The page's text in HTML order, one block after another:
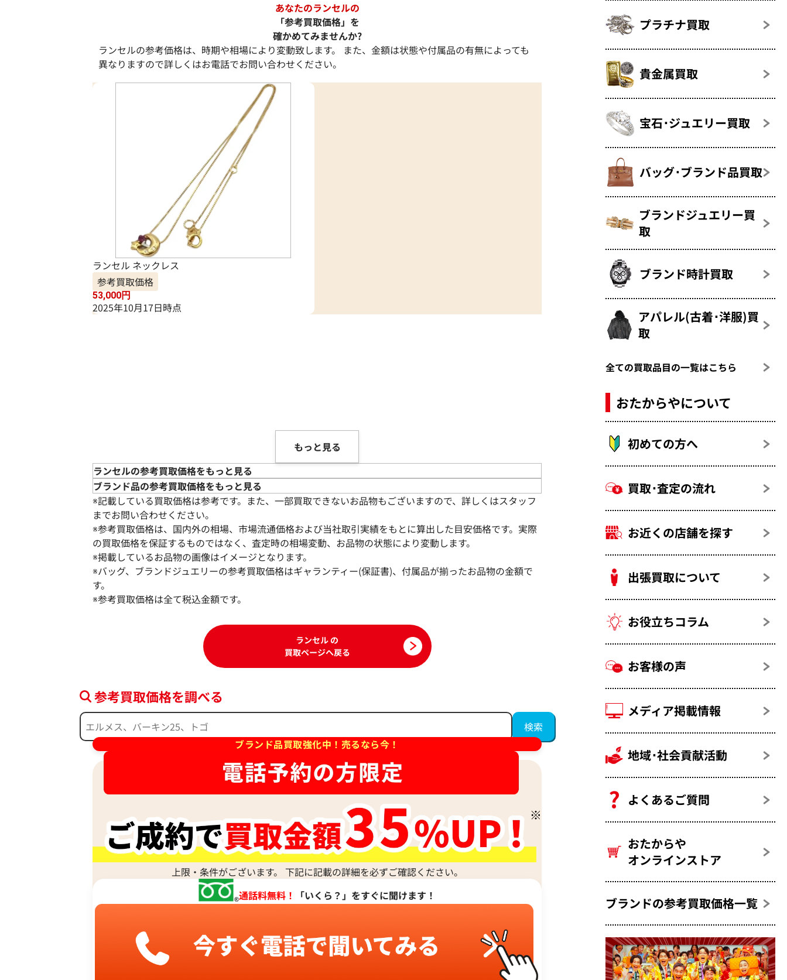
あなたのランセルの
「参考買取価格」を
確かめてみませんか?
ランセルの参考価格は、時期や相場により変動致します。 また、金額は状態や付属品の有無によっても
異なりますので詳しくはお電話でお問い合わせください。
ランセル ネックレス
参考買取価格
53,000円
2025年10月17日時点
もっと見る
ランセルの参考買取価格をもっと見る
ブランド品の参考買取価格をもっと見る
※記載している買取価格は参考です。また、一部買取できないお品物もございますので、詳しくはスタッフ
までお問い合わせください。
※参考買取価格は、国内外の相場、市場流通価格および当社取引実績をもとに算出した目安価格です。実際
の買取価格を保証するものではなく、査定時の相場変動、お品物の状態により変動します。
※掲載しているお品物の画像はイメージとなります。
※バッグ、ブランドジュエリーの参考買取価格はギャランティー(保証書)、付属品が揃ったお品物の金額で
す。
※参考買取価格は全て税込金額です。
ランセル の
買取ページへ戻る
参考買取価格を調べる
ブランド品買取強化中！売るなら今！
上限・条件がございます。 下記に記載の詳細を必ずご確認ください。
通話料無料！
「いくら？」をすぐに聞けます！
プラチナ買取
貴金属買取
宝石･ジュエリー買取
バッグ･ブランド品買取
ブランドジュエリー買
取
ブランド時計買取
アパレル(古着･洋服)買
取
全ての買取品目の一覧はこちら
おたからやについて
初めての方へ
買取･査定の流れ
お近くの店舗を探す
出張買取について
お役立ちコラム
お客様の声
メディア掲載情報
地域･社会貢献活動
よくあるご質問
おたからや
オンラインストア
ブランドの参考買取価格一覧